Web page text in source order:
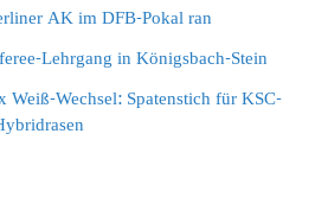
AK im DFB-Pokal ran
Lehrgang in Königsbach-Stein
Wechsel: Spatenstich für KSC-